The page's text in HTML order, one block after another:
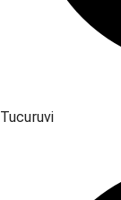
Tucuruvi